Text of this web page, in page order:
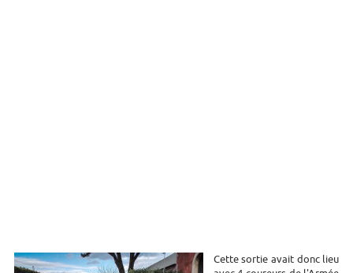
Cette sortie avait donc lieu